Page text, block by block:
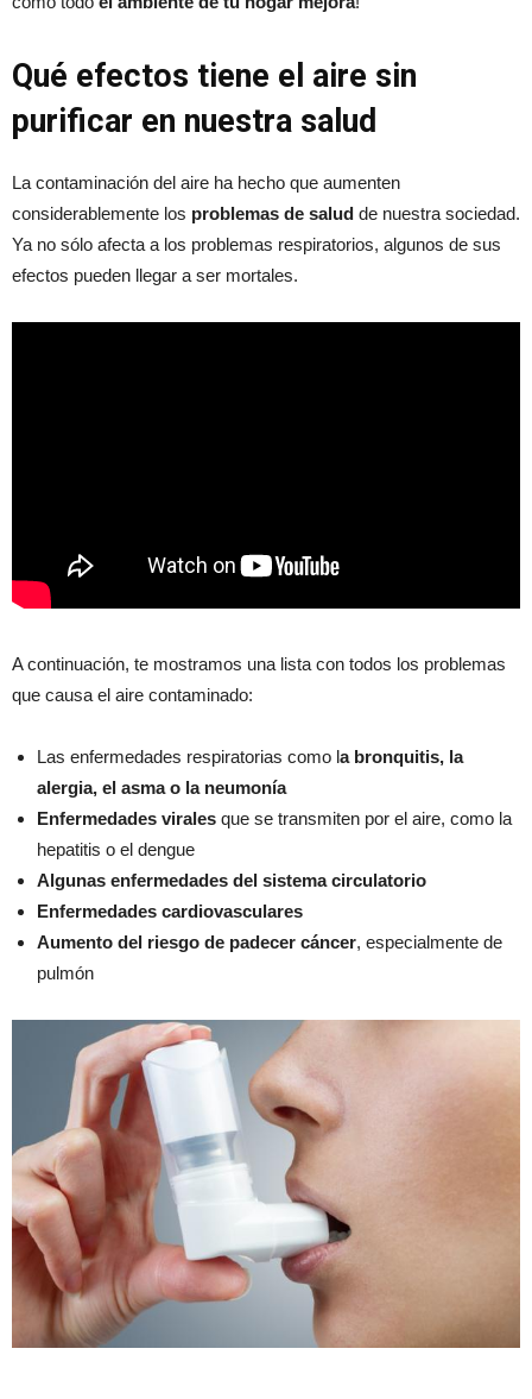
Qué efectos tiene el aire sin
purificar en nuestra salud
La contaminación del aire ha hecho que aumenten
considerablemente los problemas de salud de nuestra sociedad.
Ya no sólo afecta a los problemas respiratorios, algunos de sus
efectos pueden llegar a ser mortales.
A continuación, te mostramos una lista con todos los problemas
que causa el aire contaminado:
Las enfermedades respiratorias como la bronquitis, la
alergia, el asma o la neumonía
Enfermedades virales que se transmiten por el aire, como la
hepatitis o el dengue
Algunas enfermedades del sistema circulatorio
Enfermedades cardiovasculares
Aumento del riesgo de padecer cáncer, especialmente de
pulmón